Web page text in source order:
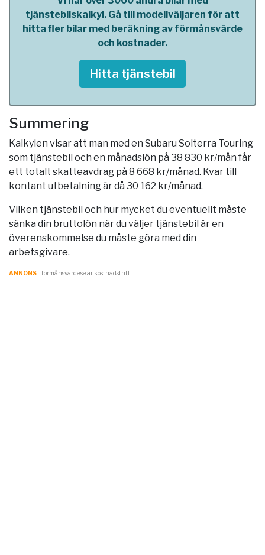
tjänstebilskalkyl. Gå till modellväljaren för att
hitta fler bilar med beräkning av förmånsvärde
och kostnader.
Hitta tjänstebil
Summering
Kalkylen visar att man med en Subaru Solterra Touring
som tjänstebil och en månadslön på 38 830 kr/mån får
ett totalt skatteavdrag på 8 668 kr/månad. Kvar till
kontant utbetalning är då 30 162 kr/månad.
Vilken tjänstebil och hur mycket du eventuellt måste
sänka din bruttolön när du väljer tjänstebil är en
överenskommelse du måste göra med din
arbetsgivare.
ANNONS- förmånsvärde.se är kostnadsfritt